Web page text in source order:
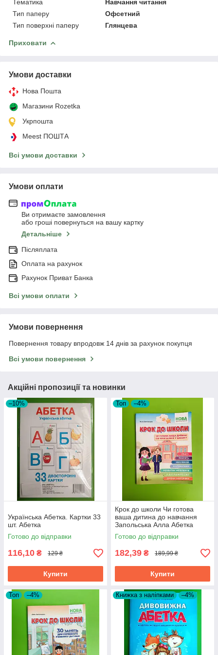
Тематика
Навчання читання
Тип паперу
Офсетний
Тип поверхні паперу
Глянцева
Приховати
Умови доставки
Нова Пошта
Магазини Rozetka
Укрпошта
Meest ПОШТА
Всі умови доставки
Умови оплати
Ви отримаєте замовлення
або гроші повернуться на вашу картку
Детальніше
Післяплата
Оплата на рахунок
Рахунок Приват Банка
Всі умови оплати
Умови повернення
Повернення товару впродовж 14 днів за рахунок покупця
Всі умови повернення
Акційні пропозиції та новинки
–10%
Українська Абетка. Картки 33
шт. Абетка
Готово до відправки
116,10 ₴ 129 ₴
Купити
Топ –4%
Крок до школи Чи готова
ваша дитина до навчання
Запольська Алла Абетка
Готово до відправки
182,39 ₴ 189,99 ₴
Купити
Топ –4% Книжка з наліпками –4%